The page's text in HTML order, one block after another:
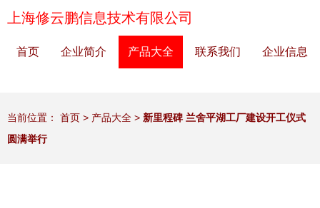
上海修云鹏信息技术有限公司
首页 企业简介 产品大全 联系我们 企业信息
当前位置： 首页 > 产品大全 > 新里程碑 兰舍平湖工厂建设开工仪式
圆满举行